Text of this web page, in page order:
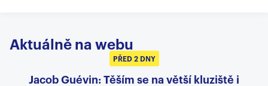
Aktuálně na webu
PŘED 2 DNY
Jacob Guévin: Těším se na větší kluziště i